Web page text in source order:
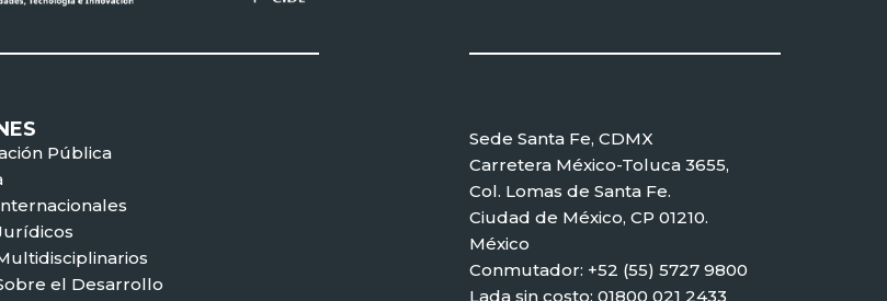
Pública
el Desarrollo
Sede Santa Fe, CDMX
Carretera México-Toluca 3655,
Col. Lomas de Santa Fe.
Ciudad de México, CP 01210.
México
Conmutador: +52 (55) 5727 9800
Lada sin costo: 01800 021 2433